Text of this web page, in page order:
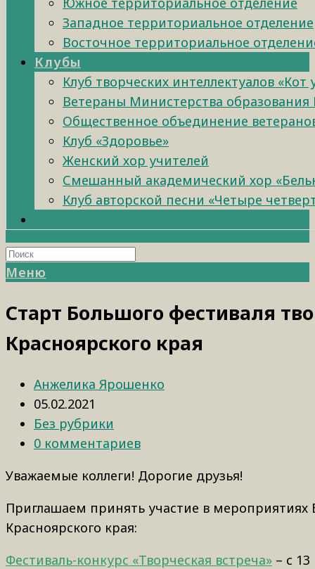
Западное территориальное отделение
Восточное территориальное
Клубы
Клуб творческих интеллектуалов «Кот
Ветераны Министерства образования
Общественное объединение
Клуб «Здоровье»
Женский хор учителей
Смешанный академический хор
Клуб авторской песни «Четыре
Меню
Старт Большого фестиваля
Красноярского края
Анжелика Ярошенко
05.02.2021
Без рубрики
0 комментариев
Уважаемые коллеги! Дорогие друзья!
Приглашаем принять участие в мероприятиях
Красноярского края:
Фестиваль-конкурс «Творческая встреча» – с